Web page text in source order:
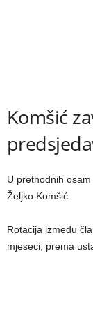
Komšić
U prethodnih
Željko Komšić.
Rotacija između
mjeseci, prema